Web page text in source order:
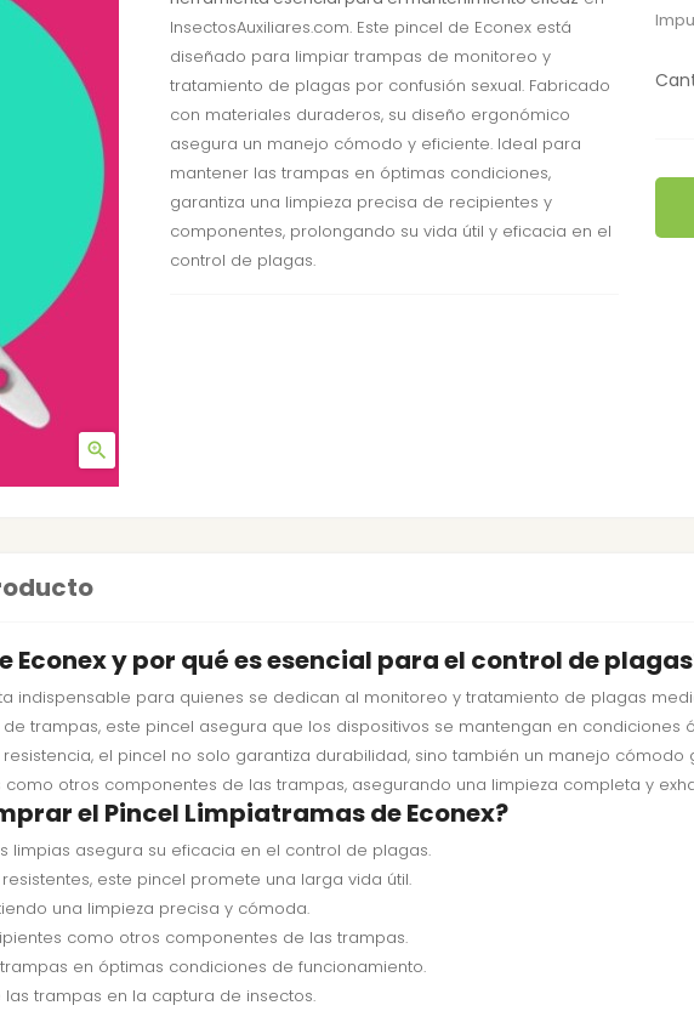

InsectosAuxiliares.com. Este pincel de Econex está
diseñado para limpiar trampas de monitoreo y
tratamiento de plagas por confusión sexual. Fabricado
con materiales duraderos, su diseño ergonómico
asegura un manejo cómodo y eficiente. Ideal para
mantener las trampas en óptimas condiciones,
garantiza una limpieza precisa de recipientes y
componentes, prolongando su vida útil y eficacia en el
control de plagas.
Econex y por qué es esencial para el control de
indispensable para quienes se dedican al monitoreo y tratamiento de plagas
trampas, este pincel asegura que los dispositivos se mantengan en condiciones
el pincel no solo garantiza durabilidad, sino también un manejo
otros componentes de las trampas, asegurando una limpieza completa y
el Pincel Limpiatramas de Econex?
limpias asegura su eficacia en el control de plagas.
este pincel promete una larga vida útil.
una limpieza precisa y cómoda.
como otros componentes de las trampas.
en óptimas condiciones de funcionamiento.
trampas en la captura de insectos.